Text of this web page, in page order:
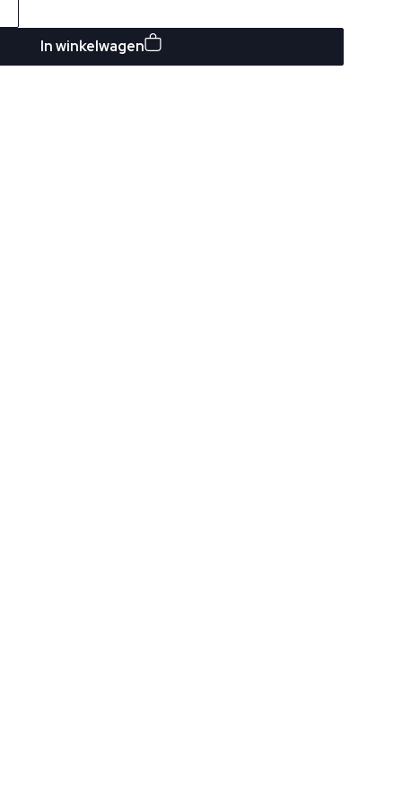
In winkelwagen